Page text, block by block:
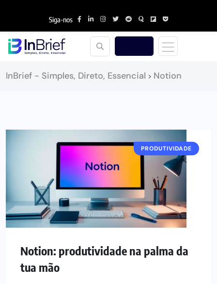
Siga-nos
InBrief - Simples, Direto, Essencial > Notion
PRODUTIVIDADE
Notion: produtividade na palma da
tua mão